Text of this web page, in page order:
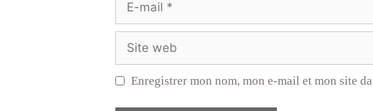
web
Enregistrer mon nom, mon e-mail et mon site